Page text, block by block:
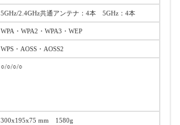
5GHz/2.4GHz共通アンテナ：4本 5GHz：4本
WPA・WPA2・WPA3・WEP
WPS・AOSS・AOSS2
○/○/○/○
300x195x75 mm 1580g